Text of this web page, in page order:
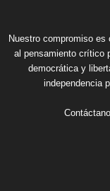
Nuestro compromiso
al pensamiento crítico
democrática y
independencia